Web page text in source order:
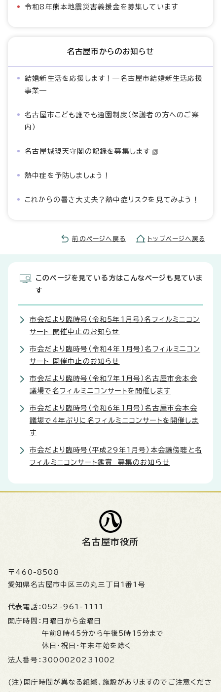
令和8年熊本地震災害義援金を募集しています
名古屋市からのお知らせ
結婚新生活を応援します！―名古屋市結婚新生活応援
事業―
名古屋市こども誰でも通園制度（保護者の方へのご案
内）
名古屋城現天守閣の記録を募集します
熱中症を予防しましょう！
これからの暑さ大丈夫？熱中症リスクを見てみよう！
前のページへ戻る トップページへ戻る
このページを見ている方はこんなページも見ていま
す
市会だより臨時号（令和5年1月号）名フィルミニコン
サート 開催中止のお知らせ
市会だより臨時号（令和4年1月号）名フィルミニコン
サート 開催中止のお知らせ
市会だより臨時号（令和7年1月号）名古屋市会本会
議場で名フィルミニコンサートを開催します
市会だより臨時号（令和6年1月号）名古屋市会本会
議場で4年ぶりに名フィルミニコンサートを開催しま
す
市会だより臨時号（平成29年1月号）本会議傍聴と名
フィルミニコンサート鑑賞 募集のお知らせ
名古屋市役所
〒460-8508
愛知県名古屋市中区三の丸三丁目1番1号
代表電話： 052-961-1111
開庁時間： 月曜日から金曜日
午前8時45分から午後5時15分まで
休日・祝日・年末年始を除く
法人番号： 3000020231002
(注)開庁時間が異なる組織、施設がありますのでご注意くださ